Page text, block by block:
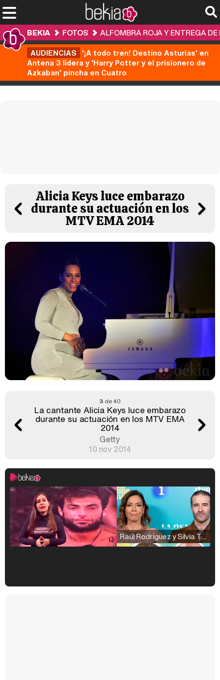
BEKIA FOTOS
ALFOMBRA ROJA Y ENTREGA
AUDIENCIAS '¡A todo tren! Destino Asturias' en
Antena 3 lidera y 'Harry Potter y el prisionero de
Azkaban' pincha en Cuatro
Alicia Keys luce embarazo
durante su actuación en los
MTV EMA 2014
3de 40
La cantante Alicia Keys luce embarazo
durante su actuación en los MTV EMA
2014
Getty
10 nov 2014
Raúl Rodríguez y Silvia Taulés nos cuentan su papel en 'La familia de la tele'